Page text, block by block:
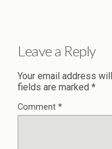
Leave a Reply
Your email address
fields are marked *
Comment *